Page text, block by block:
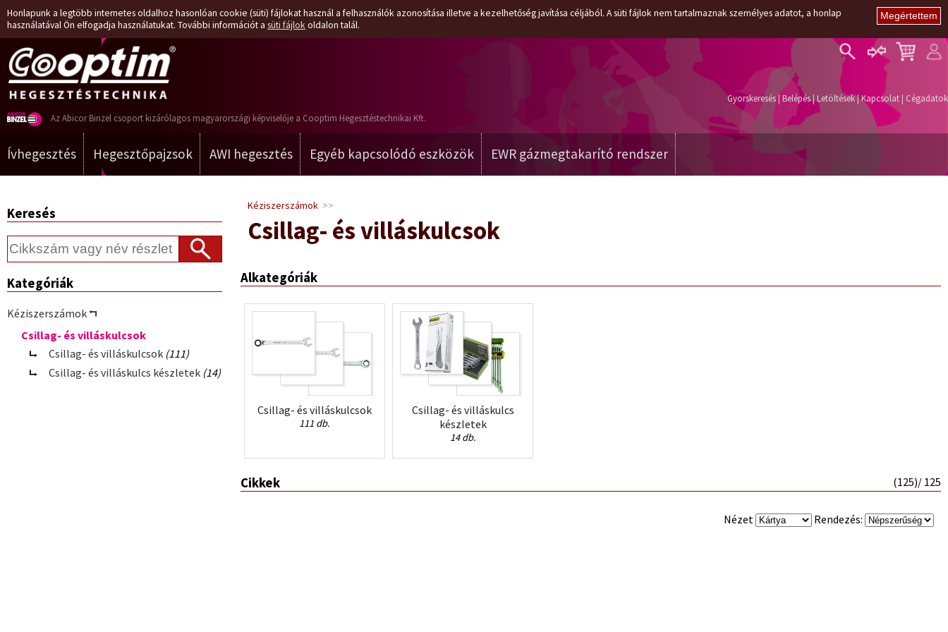
Honlapunk a legtöbb internetes oldalhoz hasonlóan cookie (süti) fájlokat használ a felhasználók azonosítása illetve a kezelhetőség javítása céljából. A süti fájlok nem tartalmaznak személyes adatot, a honlap
használatával Ön elfogadja használatukat. További információt a süti fájlok oldalon talál.
Az Abicor Binzel csoport kizárólagos magyarországi képviselője a Cooptim Hegesztéstechnikai Kft.
Belépés
Regisztráció
Elfelejtett jelszó
Gyorskeresés| Belépés | Letöltések|Kapcsolat | Cégadatok
Ívhegesztés Hegesztőpajzsok AWI hegesztés Egyéb kapcsolódó eszközök EWR gázmegtakarító rendszer
Keresés
Kategóriák
Kéziszerszámok ⮢
Csillag- és villáskulcsok
Csillag- és villáskulcsok (111)
Csillag- és villáskulcs készletek (14)
Kéziszerszámok >>
Csillag- és villáskulcsok
Alkategóriák
Csillag- és villáskulcsok
111 db.
Csillag- és villáskulcs
készletek
14 db.
Cikkek (125)/ 125
Nézet Rendezés: